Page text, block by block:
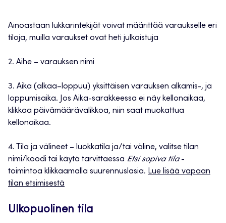
Ainoastaan lukkarintekijät voivat määrittää varaukselle eri
tiloja, muilla varaukset ovat heti julkaistuja
2. Aihe – varauksen nimi
3. Aika (alkaa–loppuu) yksittäisen varauksen alkamis-, ja
loppumisaika. Jos Aika-sarakkeessa ei näy kellonaikaa,
klikkaa päivämäärävalikkoa, niin saat muokattua
kellonaikaa.
4. Tila ja välineet – luokkatila ja/tai väline, valitse tilan
nimi/koodi tai käytä tarvittaessa Etsi sopiva tila-
toimintoa klikkaamalla suurennuslasia. Lue lisää vapaan
tilan etsimisestä
Ulkopuolinen tila